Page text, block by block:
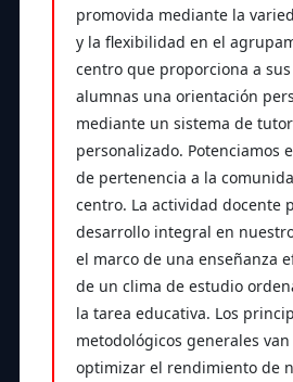
promovida mediante la
y la flexibilidad en el
centro que proporciona a
alumnas una orientación
mediante un sistema de
personalizado. Potenciamos
de pertenencia a la
centro. La actividad docente
desarrollo integral en
el marco de una enseñanza
de un clima de estudio
la tarea educativa. Los
metodológicos generales
optimizar el rendimiento de